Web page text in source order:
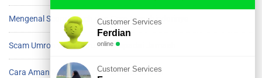
Mengenal Scam Umroh dan Cara Menghindarinya
Scam Umroh yang Harus Diwaspadai Jamaah
Cara Aman Menghindari Scam saat Umroh
Customer Services
Ferdian
online
Customer Services